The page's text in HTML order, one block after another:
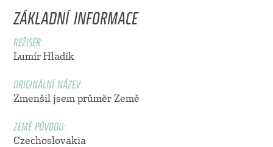
ZÁKLADNÍ INFORMACE
REŽISÉR:
Lumír Hladík
ORIGINÁLNÍ NÁZEV:
Zmenšil jsem průměr Země
ZEMĚ PŮVODU:
Czechoslovakia